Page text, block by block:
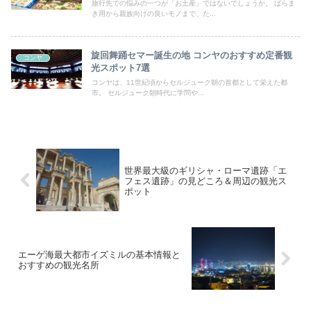
旅行先での悩みの一つが「お土産」ではないでしょうか。 ばらま
き用から親族向けの良いモノまで、た...
コンヤ
旋回舞踊セマー誕生の地 コンヤのおすすめ定番観
光スポット7選
コンヤは、11世紀頃からセルジューク朝の首都として栄えた都
市。 セルジューク朝時代に学問や...
世界最大級のギリシャ・ローマ遺跡「エ
フェス遺跡」の見どころ＆周辺の観光ス
ポット
エーゲ海最大都市イズミルの基本情報と
おすすめの観光名所